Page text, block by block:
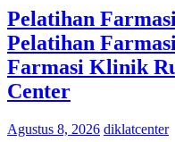
Pelatihan
Pelatihan
Farmasi Klinik
Center
Agustus 8, 2026 diklatcenter